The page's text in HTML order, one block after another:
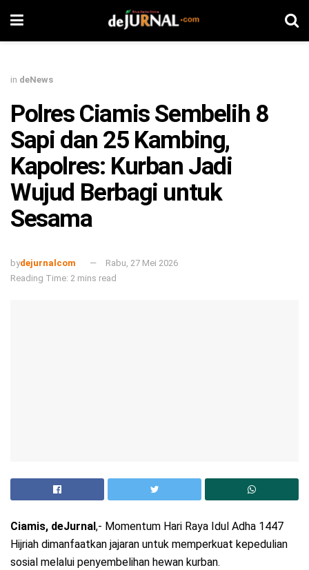
in deNews
Polres Ciamis Sembelih 8
Sapi dan 25 Kambing,
Kapolres: Kurban Jadi
Wujud Berbagi untuk
Sesama
bydejurnalcom
Rabu, 27 Mei 2026
Reading Time: 2 mins read
Ciamis, deJurnal ,- Momentum Hari Raya Idul Adha 1447
Hijriah dimanfaatkan jajaran untuk memperkuat kepedulian
sosial melalui penyembelihan hewan kurban.